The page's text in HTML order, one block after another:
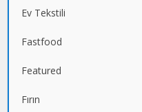
Ev Tekstili
Fastfood
Featured
Fırın